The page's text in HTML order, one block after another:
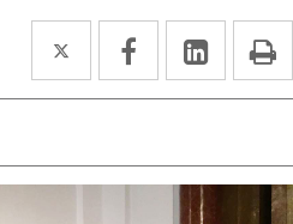
Twitter
Enlace
a
aplicación
Facebook
Enlace
a
aplicación
externa.
Enlace
a